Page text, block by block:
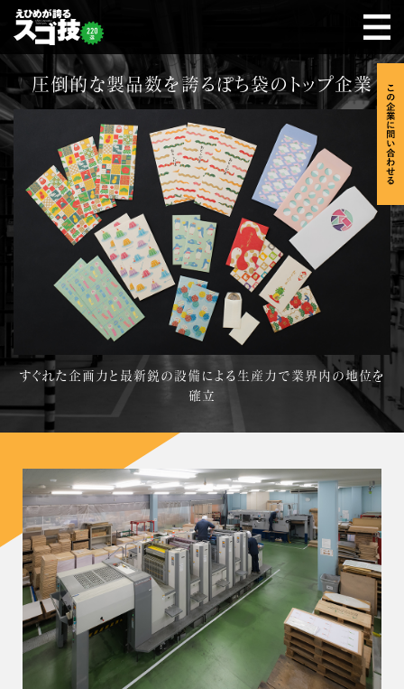
圧倒的な製品数を誇るぽち袋のトップ企業
すぐれた企画力と最新鋭の設備による生産力で業界内の地位を
確立